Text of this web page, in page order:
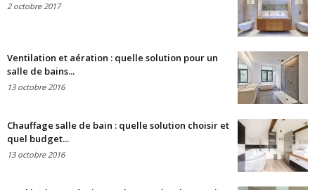
2 octobre 2017
Ventilation et aération : quelle solution pour un
salle de bains...
13 octobre 2016
Chauffage salle de bain : quelle solution choisir et
quel budget...
13 octobre 2016